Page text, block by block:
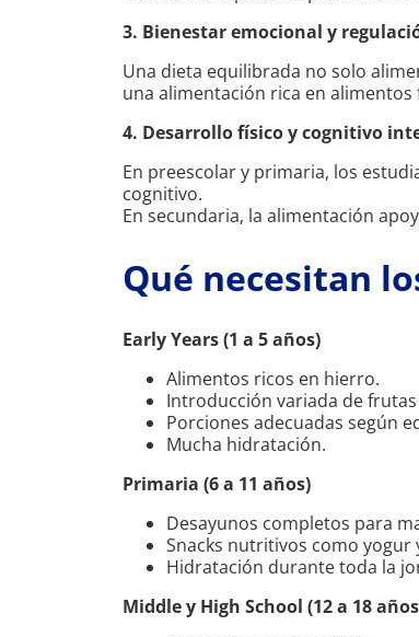
3. Bienestar emocional y
Una dieta equilibrada no solo
una alimentación rica en
4. Desarrollo físico y cognitivo
En preescolar y primaria, los
cognitivo.
En secundaria, la alimentación
Qué necesitan
Early Years (1 a 5 años)
Alimentos ricos en hierro.
Introducción variada de
Porciones adecuadas según
Mucha hidratación.
Primaria (6 a 11 años)
Desayunos completos para
Snacks nutritivos como yogur
Hidratación durante toda la
Middle y High School (12 a 18